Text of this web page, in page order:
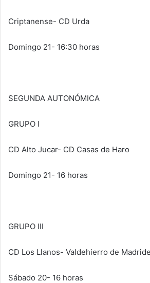
Criptanense- CD Urda
Domingo 21- 16:30 horas
SEGUNDA AUTONÓMICA
GRUPO I
CD Alto Jucar- CD Casas de Haro
Domingo 21- 16 horas
GRUPO III
CD Los Llanos- Valdehierro de
Sábado 20- 16 horas